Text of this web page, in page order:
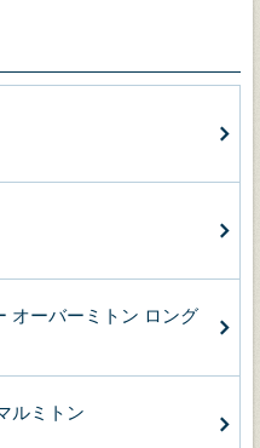
オーバーミトン ロング
ルミトン